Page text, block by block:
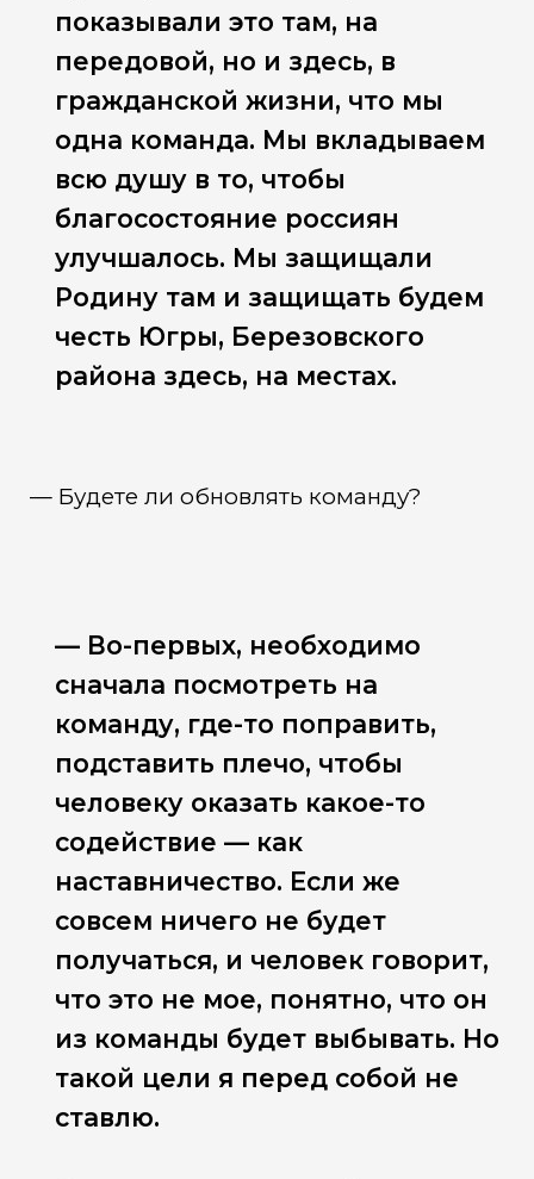
показывали это там, на
передовой, но и здесь, в
гражданской жизни, что мы
одна команда. Мы вкладываем
всю душу в то, чтобы
благосостояние россиян
улучшалось. Мы защищали
Родину там и защищать будем
честь Югры, Березовского
района здесь, на местах.
— Будете ли обновлять команду?
— Во-первых, необходимо
сначала посмотреть на
команду, где-то поправить,
подставить плечо, чтобы
человеку оказать какое-то
содействие — как
наставничество. Если же
совсем ничего не будет
получаться, и человек говорит,
что это не мое, понятно, что он
из команды будет выбывать. Но
такой цели я перед собой не
ставлю.